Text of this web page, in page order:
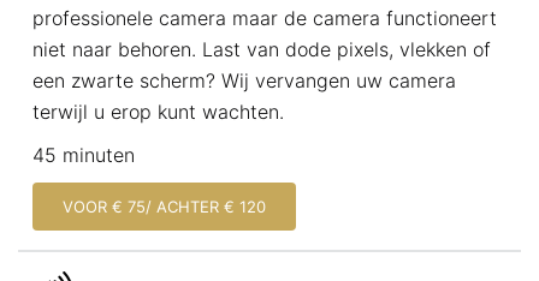
professionele camera maar de camera functioneert
niet naar behoren. Last van dode pixels, vlekken of
een zwarte scherm? Wij vervangen uw camera
terwijl u erop kunt wachten.
45 minuten
VOOR € 75/ ACHTER € 120